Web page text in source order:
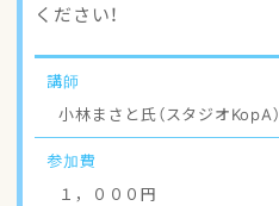
ください！
講師
小林まさと氏（スタジオKopA）
参加費
１，０００円